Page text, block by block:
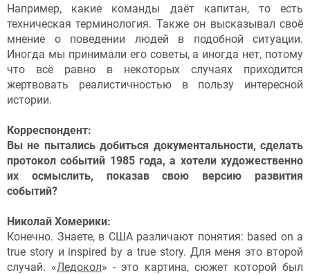
Например, какие команды даёт капитан, то есть
техническая терминология. Также он высказывал своё
мнение о поведении людей в подобной ситуации.
Иногда мы принимали его советы, а иногда нет, потому
что всё равно в некоторых случаях приходится
жертвовать реалистичностью в пользу интересной
истории.
Корреспондент:
Вы не пытались добиться документальности, сделать
протокол событий 1985 года, а хотели художественно
их осмыслить, показав свою версию развития
событий?
Николай Хомерики:
Конечно. Знаете, в США различают понятия: based on a
true story и inspired by a true story. Для меня это второй
случай. «Ледокол» - это картина, сюжет которой был